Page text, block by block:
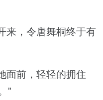
，令唐舞桐终于有
前，轻轻的拥住
”